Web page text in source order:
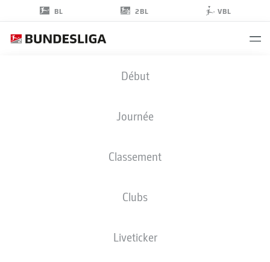
BL 2BL VBL
Début
Journée
Classement
Clubs
Liveticker